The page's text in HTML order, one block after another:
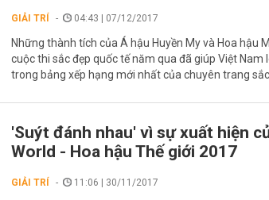
GIẢI TRÍ 04:43 | 07/12/2017
Những thành tích của Á hậu Huyền My và Hoa hậu
cuộc thi sắc đẹp quốc tế năm qua đã giúp Việt Nam
trong bảng xếp hạng mới nhất của chuyên trang sắc
'Suýt đánh nhau' vì sự xuất hiện
World - Hoa hậu Thế giới 2017
GIẢI TRÍ 11:06 | 30/11/2017